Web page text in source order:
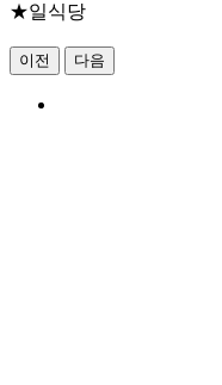
★일식당
이전 다음